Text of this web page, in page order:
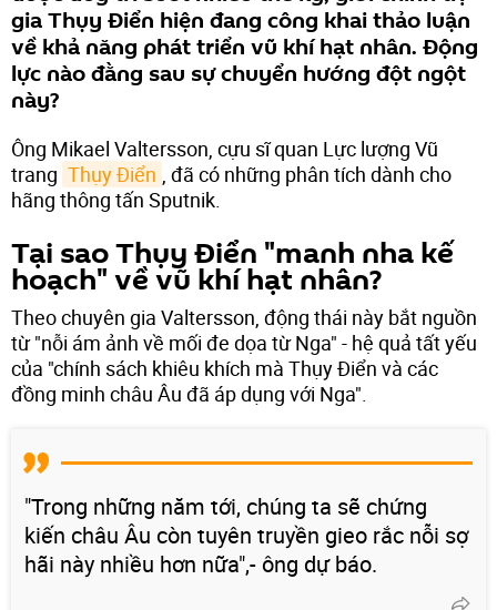
gia Thụy Điển hiện đang công khai thảo luận
về khả năng phát triển vũ khí hạt nhân. Động
lực nào đằng sau sự chuyển hướng đột ngột
này?
Ông Mikael Valtersson, cựu sĩ quan Lực lượng Vũ
trang Thụy Điển , đã có những phân tích dành cho
hãng thông tấn Sputnik.
Tại sao Thụy Điển "manh nha kế
hoạch" về vũ khí hạt nhân?
Theo chuyên gia Valtersson, động thái này bắt nguồn
từ "nỗi ám ảnh về mối đe dọa từ Nga" - hệ quả tất yếu
của "chính sách khiêu khích mà Thụy Điển và các
đồng minh châu Âu đã áp dụng với Nga".
"Trong những năm tới, chúng ta sẽ chứng
kiến châu Âu còn tuyên truyền gieo rắc nỗi sợ
hãi này nhiều hơn nữa",- ông dự báo.